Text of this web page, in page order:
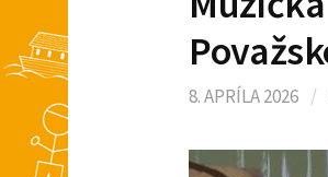
8. APRÍLA 2026 /